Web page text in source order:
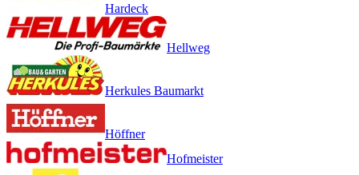
Hardeck
Hellweg
Herkules Baumarkt
Höffner
Hofmeister